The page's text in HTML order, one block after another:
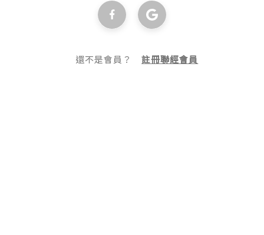
還不是會員？註冊聯經會員